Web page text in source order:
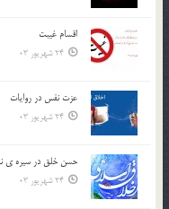
اقسام غيبت
24 شهریور 03
عزت نفس در روايات
24 شهریور 03
حسن خلق در سيره ي
24 شهریور 03